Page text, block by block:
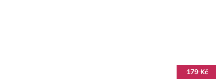
179 Kč